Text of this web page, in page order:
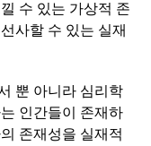
수 있는 가상적 존
사할 수 있는 실재
뿐 아니라 심리학
인간들이 존재하
존재성을 실재적